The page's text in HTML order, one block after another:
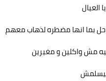
حل بما انها مضطره لذهاب معهم
مش واكلين و مغيرين